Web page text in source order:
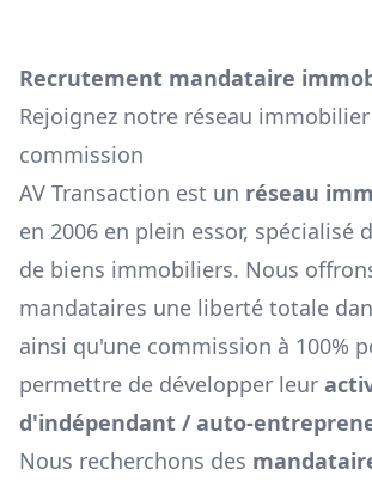
Recrutement mandataire
Rejoignez notre réseau immobilier
commission
AV Transaction est un réseau
en 2006 en plein essor, spécialisé
de biens immobiliers. Nous
mandataires une liberté totale
ainsi qu'une commission à 100%
permettre de développer leur
d'indépendant / auto-
Nous recherchons des